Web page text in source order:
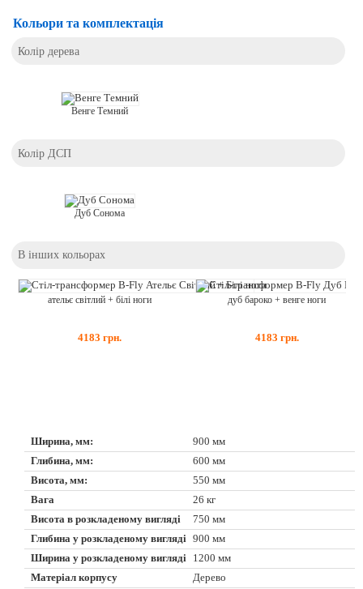
Кольори та комплектація
Колір дерева
Венге Темний
Колір ДСП
Дуб Сонома
В інших кольорах
ательє світлий + білі ноги
4183 грн.
дуб бароко + венге ноги
4183 грн.
Ширина, мм:
900 мм
Глибина, мм:
600 мм
Висота, мм:
550 мм
Вага
26 кг
Висота в розкладеному вигляді
750 мм
Глибина у розкладеному вигляді 900 мм
Ширина у розкладеному вигляді
1200 мм
Матеріал корпусу
Дерево